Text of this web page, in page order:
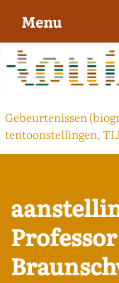
Gebeurtenissen
tentoonstellingen,
Menu